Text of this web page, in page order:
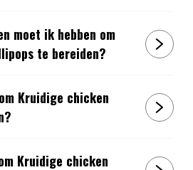
moet ik hebben om
te bereiden?
Kruidige chicken
Kruidige chicken